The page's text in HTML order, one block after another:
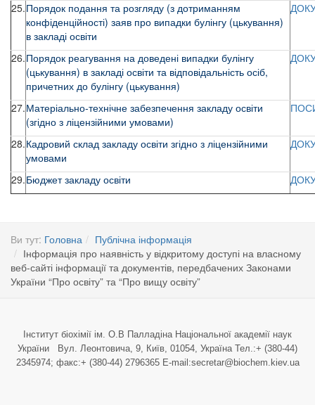
25.Порядок подання та розгляду (з дотриманням
конфіденційності) заяв про випадки булінгу (цькування)
в закладі освіти
26.Порядок реагування на доведені випадки булінгу
(цькування) в закладі освіти та відповідальність осіб,
причетних до булінгу (цькування)
27.Матеріально-технічне забезпечення закладу освіти
(згідно з ліцензійними умовами)
28.Кадровий склад закладу освіти згідно з ліцензійними
умовами
29.Бюджет закладу освіти
Ви тут: Головна
Публічна інформація
Інформація про наявність у відкритому доступі на власному
веб-сайті інформації та документів, передбачених Законами
України “Про освіту” та “Про вищу освіту”
Інститут біохімії ім. О.В Палладіна Національної академії наук
України Вул. Леонтовича, 9, Київ, 01054, Україна Тел.:+ (380-44)
2345974; факс:+ (380-44) 2796365 E-mail:secretar@biochem.kiev.ua